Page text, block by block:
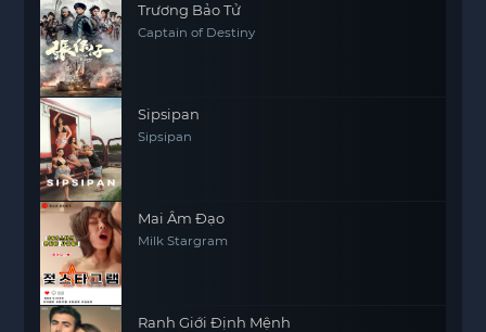
Trương Bảo Tử
Captain of Destiny
Sipsipan
Sipsipan
Mai Âm Đạo
Milk Stargram
Ranh Giới Định Mệnh